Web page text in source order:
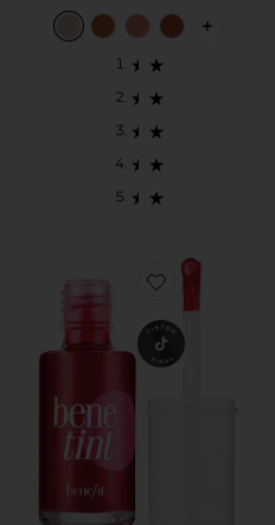
PLUS
Favorite